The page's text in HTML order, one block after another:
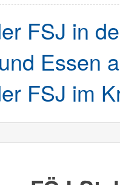
FSJ in
Essen
FSJ im